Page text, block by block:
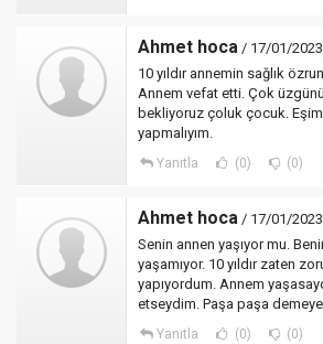
Ahmet hoca / 17/01/2023
10 yıldır annemin sağlık
Annem vefat etti. Çok
bekliyoruz çoluk çocuk.
yapmalıyım.
Yanıtla (0) (0)
Ahmet hoca / 17/01/
Senin annen yaşıyor mu.
yaşamıyor. 10 yıldır zaten
yapıyordum. Annem
etseydim. Paşa paşa
Yanıtla (0) (0)